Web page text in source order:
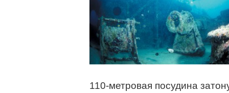
110-метровая посудина